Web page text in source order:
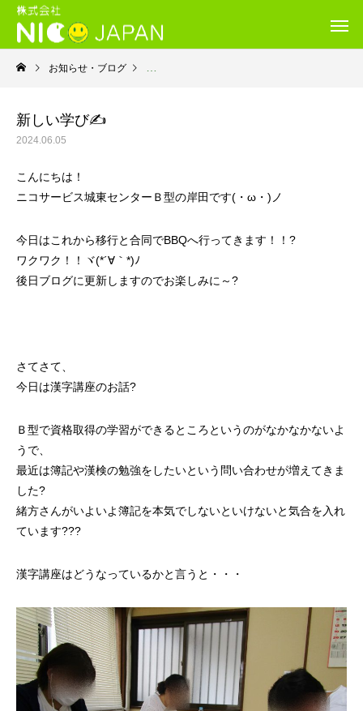
お知らせ・ブログ 就労継続支援Ｂ型・ニコサービス城東センター
新しい学び✍
2024.06.05
こんにちは！
ニコサービス城東センターＢ型の岸田です(・ω・)ノ
今日はこれから移行と合同でBBQへ行ってきます！！?
ワクワク！！ヾ(*´∀｀*)ﾉ
後日ブログに更新しますのでお楽しみに～?
さてさて、
今日は漢字講座のお話?
Ｂ型で資格取得の学習ができるところというのがなかなかないよ
うで、
最近は簿記や漢検の勉強をしたいという問い合わせが増えてきま
した?
緒方さんがいよいよ簿記を本気でしないといけないと気合を入れ
ています???
漢字講座はどうなっているかと言うと・・・